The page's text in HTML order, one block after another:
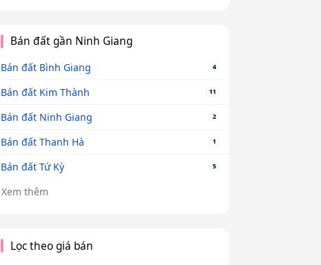
Bán đất gần Ninh Giang
Bán đất Bình Giang 4
Bán đất Kim Thành 11
Bán đất Ninh Giang 2
Bán đất Thanh Hà 1
Bán đất Tứ Kỳ 5
Xem thêm
Lọc theo giá bán